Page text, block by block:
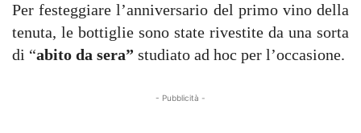
Per festeggiare l’anniversario del primo vino della
tenuta, le bottiglie sono state rivestite da una sorta
di “abito da sera” studiato ad hoc per l’occasione.
- Pubblicità -